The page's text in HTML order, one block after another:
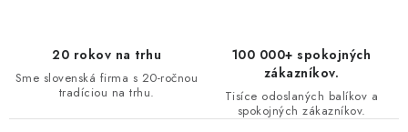
20 rokov na trhu
Sme slovenská firma s 20-ročnou
tradíciou na trhu.
100 000+ spokojných
zákazníkov.
Tisíce odoslaných balíkov a
spokojných zákazníkov.